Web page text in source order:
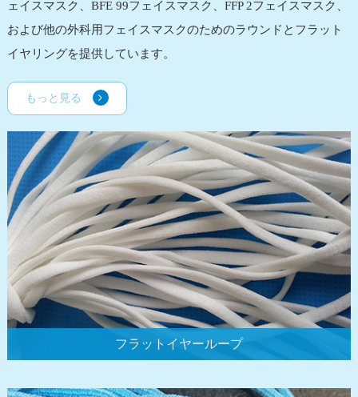
ェイスマスク、BFE 99フェイスマスク、FFP 2フェイスマスク、
および他の外科用フェイスマスクのためのラウンドとフラット
イヤリングを提供しています。
もっと見る
フラットイヤーループ